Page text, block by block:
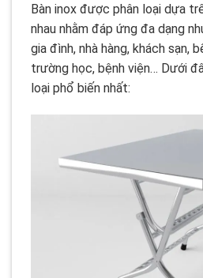
Bàn inox được phân loại dựa
nhau nhằm đáp ứng đa dạng
gia đình, nhà hàng, khách sạn,
trường học, bệnh viện… Dưới
loại phổ biến nhất: